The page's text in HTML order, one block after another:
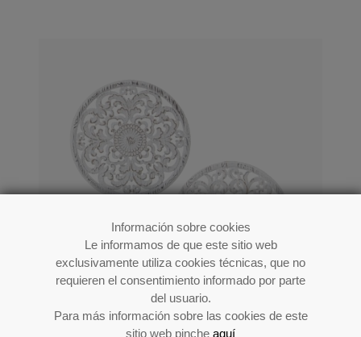
Información sobre cookies
Le informamos de que este sitio web
exclusivamente utiliza cookies técnicas, que no
requieren el consentimiento informado por parte
del usuario.
Para más información sobre las cookies de este
sitio web pinche aquí